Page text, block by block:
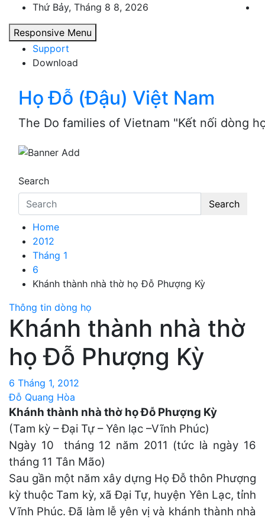
content
Thứ Bảy, Tháng 8 8, 2026
Responsive Menu
Support
Download
Họ Đỗ (Đậu) Việt Nam
The Do families of Vietnam "Kết nối dòng
Search
Search
Home
2012
Tháng 1
6
Khánh thành nhà thờ họ Đỗ Phượng Kỳ
Thông tin dòng họ
Khánh thành nhà thờ
họ Đỗ Phượng Kỳ
6 Tháng 1, 2012
Đỗ Quang Hòa
Khánh thành nhà thờ họ Đỗ Phượng Kỳ
(Tam kỳ – Đại Tự – Yên lạc –Vĩnh Phúc)
Ngày 10 tháng 12 năm 2011 (tức là ngày 16
tháng 11 Tân Mão)
Sau gần một năm xây dựng Họ Đỗ thôn Phượng
kỳ thuộc Tam kỳ, xã Đại Tự, huyện Yên Lạc, tỉnh
Vĩnh Phúc. Đã làm lễ yên vị và khánh thành nhà